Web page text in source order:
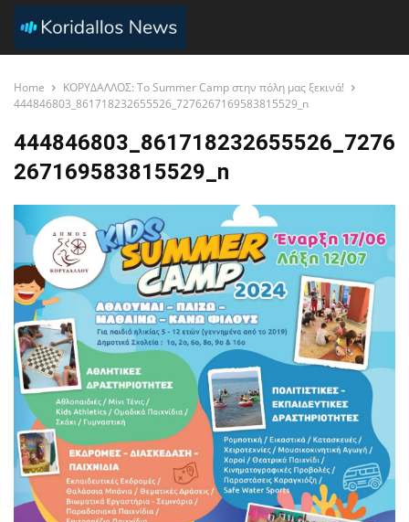
Home
ΚΟΡΥΔΑΛΛΟΣ: Το Summer Camp στην πόλη μας ξεκινά!
444846803_861718232655526_7276267169583815529_n
444846803_861718232655526_7276
267169583815529_n